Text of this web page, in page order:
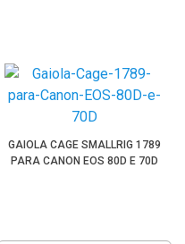
GAIOLA CAGE SMALLRIG 1789
PARA CANON EOS 80D E 70D